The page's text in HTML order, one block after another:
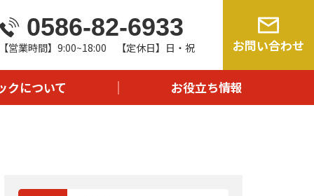
0586-82-6933
営業時間】9:00~18:00 【定休日】日・祝 お問い合わせ
クについて
れ
お役立ち情報